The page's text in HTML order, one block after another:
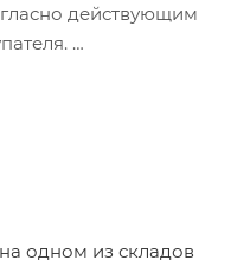
действующим
одном из складов